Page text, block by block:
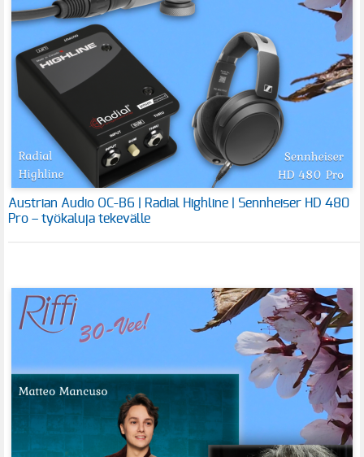
Austrian Audio OC-B6 | Radial Highline | Sennheiser HD 480
Pro – työkaluja tekevälle